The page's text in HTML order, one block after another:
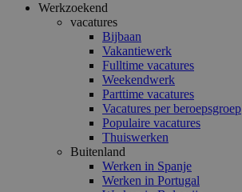
Werkzoekend
vacatures
Bijbaan
Vakantiewerk
Fulltime vacatures
Weekendwerk
Parttime vacatures
Vacatures per beroepsgroep
Populaire vacatures
Thuiswerken
Buitenland
Werken in Spanje
Werken in Portugal